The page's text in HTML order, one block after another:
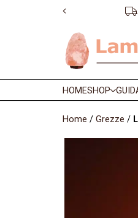
HOMESHOP
Home / Grezze /